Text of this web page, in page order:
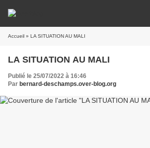
Accueil » LA SITUATION AU MALI
LA SITUATION AU MALI
Publié le 25/07/2022 à 16:46
Par bernard-deschamps.over-blog.org